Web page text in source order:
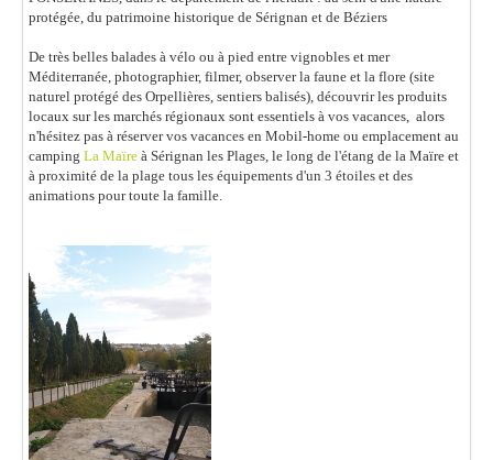
protégée, du patrimoine historique de Sérignan et de Béziers
De très belles balades à vélo ou à pied entre vignobles et mer
Méditerranée, photographier, filmer, observer la faune et la flore (site
naturel protégé des Orpellières, sentiers balisés), découvrir les produits
locaux sur les marchés régionaux sont essentiels à vos vacances, alors
n'hésitez pas à réserver vos vacances en Mobil-home ou emplacement au
camping La Maïre à Sérignan les Plages, le long de l'étang de la Maïre et
à proximité de la plage tous les équipements d'un 3 étoiles et des
animations pour toute la famille.